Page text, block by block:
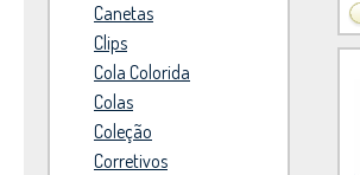
Canetas
Clips
Cola Colorida
Colas
Coleção
Corretivos